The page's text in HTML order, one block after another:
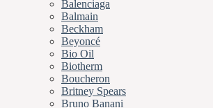
Balenciaga
Balmain
Beckham
Beyoncé
Bio Oil
Biotherm
Boucheron
Britney Spears
Bruno Banani